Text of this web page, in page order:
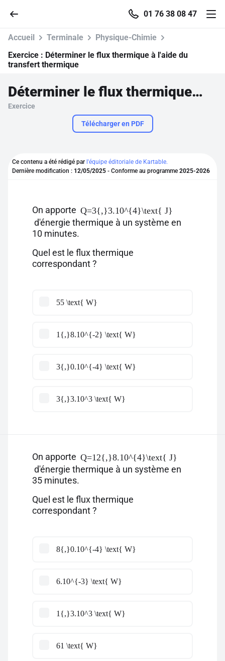
01 76 38 08 47
Parcourir
Se connecter
Pour profiter de 10 contenus offerts.
Accueil Terminale
Physique-Chimie
Exercice : Déterminer le flux thermique à l'aide du
transfert thermique
Déterminer le flux thermique à l'aide du transfert thermique
Exercice
Télécharger en PDF
Ce contenu a été rédigé par l'équipe éditoriale de Kartable.
Dernière modification : 12/05/2025 - Conforme au programme 2025-2026
On apporte Q=3{,}3.10^{4}\text{ J}
d'énergie thermique à un système en
10 minutes.
Quel est le flux thermique
correspondant ?
55 \text{ W}
1{,}8.10^{-2} \text{ W}
3{,}0.10^{-4} \text{ W}
3{,}3.10^3 \text{ W}
On apporte Q=12{,}8.10^{4}\text{ J}
d'énergie thermique à un système en
35 minutes.
Quel est le flux thermique
correspondant ?
8{,}0.10^{-4} \text{ W}
6.10^{-3} \text{ W}
1{,}3.10^3 \text{ W}
61 \text{ W}